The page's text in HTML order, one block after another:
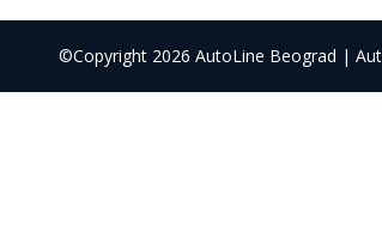
©Copyright 2026 AutoLine Beograd |